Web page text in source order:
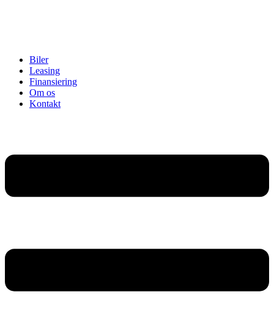
Biler
Leasing
Finansiering
Om os
Kontakt